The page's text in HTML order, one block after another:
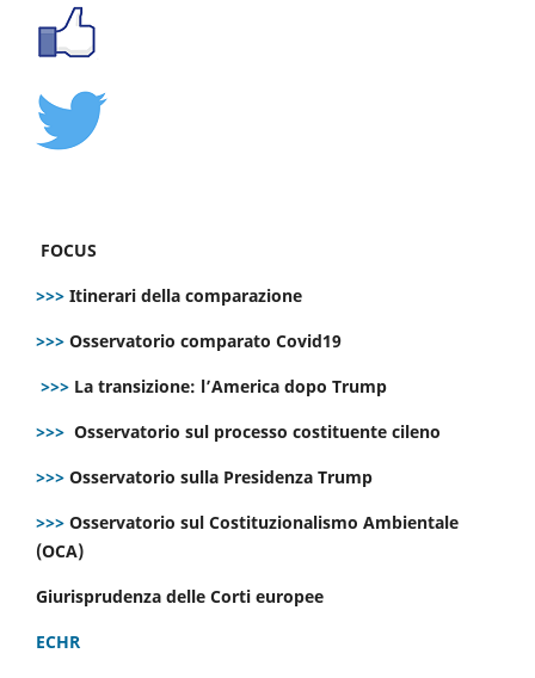
FOCUS
>>> Itinerari della comparazione
>>> Osservatorio comparato Covid19
>>> La transizione: l’America dopo Trump
>>> Osservatorio sul processo costituente cileno
>>> Osservatorio sulla Presidenza Trump
>>> Osservatorio sul Costituzionalismo Ambientale
(OCA)
Giurisprudenza delle Corti europee
ECHR